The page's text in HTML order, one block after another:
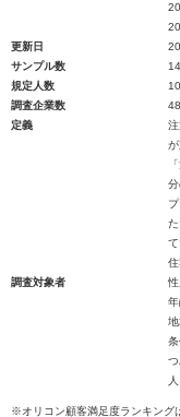
更新日
サンプル数
規定人数
調査企業数
定義
が
調査対象者
人
※オリコン顧客満足度ランキング